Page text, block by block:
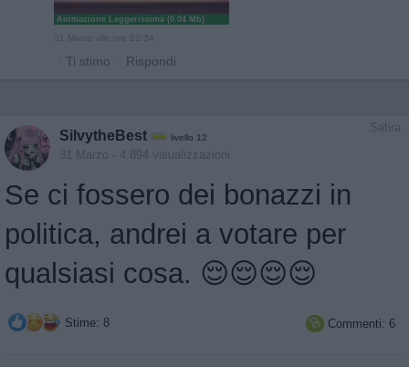
Animazione Leggerissima (0.04 Mb)
31 Marzo alle ore 22:34
· Ti stimo · Rispondi
Satira
SilvytheBest livello 12
31 Marzo - 4.894 visualizzazioni
Se ci fossero dei bonazzi in
politica, andrei a votare per
qualsiasi cosa. 😌😌😌😌
Stime: 8  Commenti: 6